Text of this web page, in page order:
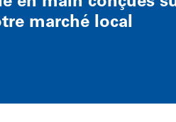
marché local